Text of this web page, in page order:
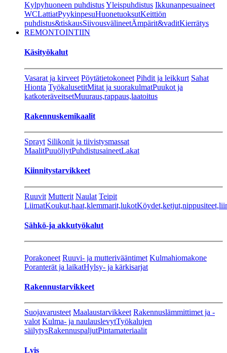
Kylpyhuoneen puhdistusYleispuhdistus Ikkunanpesuaineet
WCLattiatPyykinpesuHuonetuoksutKeittiön
puhdistus&tiskausSiivousvälineetÄmpärit&vaditKierrätys
REMONTOINTIIN
Käsityökalut
Vasarat ja kirveet Pöytätietokoneet Pihdit ja leikkurt Sahat
Hionta TyökalusetitMitat ja suorakulmatPuukot ja
katkoteräveitsetMuuraus,rappaus,laatoitus
Rakennuskemikaalit
Sprayt Silikonit ja tiivistysmassat
MaalitPuuöljytPuhdistusaineetLakat
Kiinnitystarvikkeet
Ruuvit Mutterit Naulat Teipit
LiimatKoukut,haat,klemmarit,lukot
Sähkö-ja akkutyökalut
Porakoneet Ruuvi- ja mutterivääntimet Kulmahiomakone
Poranterät ja laikatHylsy- ja kärkisarjat
Rakennustarvikkeet
Suojavarusteet Maalaustarvikkeet Rakennuslämmittimet ja -
valot Kulma- ja naulauslevytTyökalujen
säilytysRakennuspaljutPintamateriaalit
Lvis